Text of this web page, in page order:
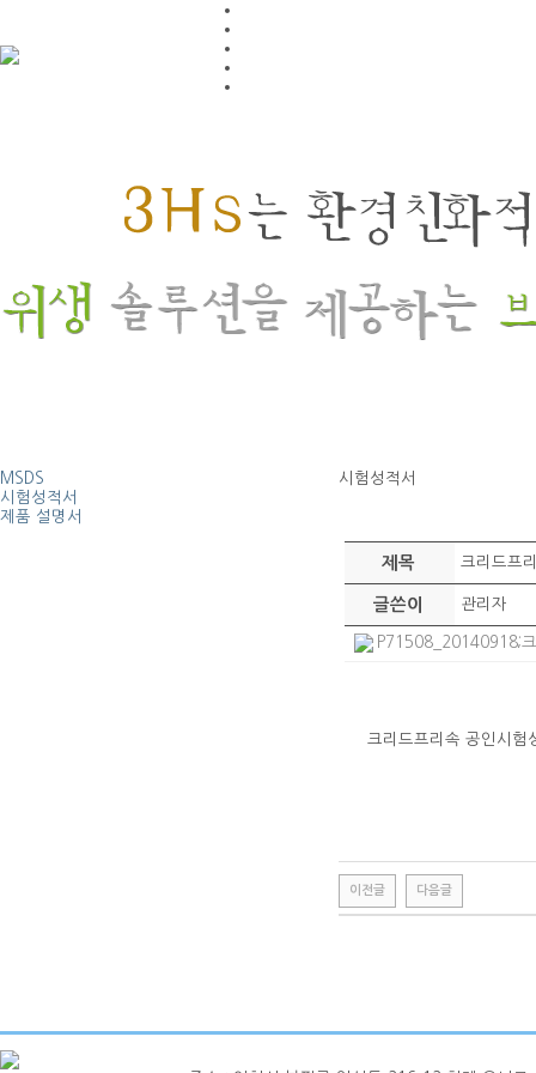
MSDS
시험성적서
제품 설명서
시험성적서
제목 크리드프
글쓴이 관리자
P71508_20140918;
크리드프리속 공인시험
이전글 다음글